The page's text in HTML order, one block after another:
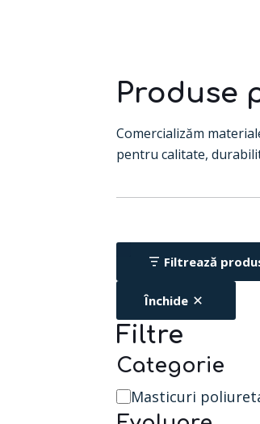
Produse
Comercializăm
pentru calitate,
Filtrează
Închide
Filtre
Categorie
categorie
Masticuri